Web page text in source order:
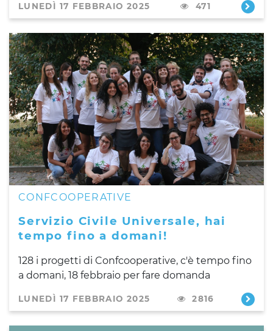
LUNEDÌ 17 FEBBRAIO 2025 471
CONFCOOPERATIVE
Servizio Civile Universale, hai
tempo fino a domani!
128 i progetti di Confcooperative, c'è tempo fino
a domani, 18 febbraio per fare domanda
LUNEDÌ 17 FEBBRAIO 2025 2816